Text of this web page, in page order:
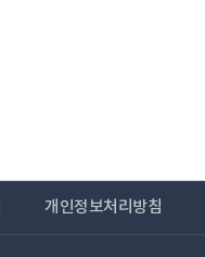
개인정보처리방침